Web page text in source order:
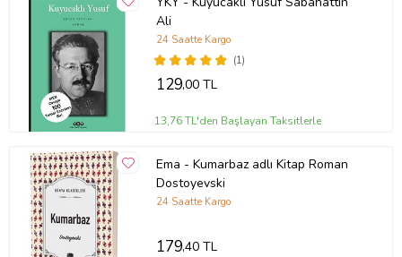
Ali
(1)
24 Saatte Kargo
129,00 TL
13,76 TL'den Başlayan Taksitlerle
Ema - Kumarbaz adlı Kitap Roman
Dostoyevski
24 Saatte Kargo
179,40 TL